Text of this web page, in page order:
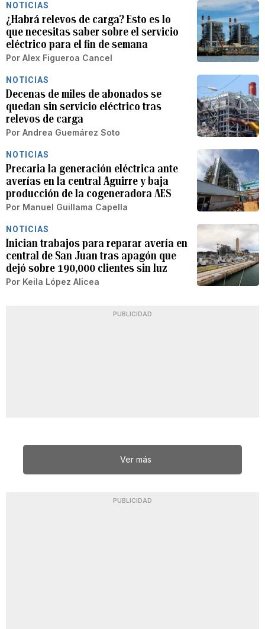
NOTICIAS
¿Habrá relevos de carga? Esto es lo
que necesitas saber sobre el servicio
eléctrico para el fin de semana
Por Alex Figueroa Cancel
NOTICIAS
Decenas de miles de abonados se
quedan sin servicio eléctrico tras
relevos de carga
Por Andrea Guemárez Soto
NOTICIAS
Precaria la generación eléctrica ante
averías en la central Aguirre y baja
producción de la cogeneradora AES
Por Manuel Guillama Capella
NOTICIAS
Inician trabajos para reparar avería en
central de San Juan tras apagón que
dejó sobre 190,000 clientes sin luz
Por Keila López Alicea
PUBLICIDAD
Ver más
PUBLICIDAD